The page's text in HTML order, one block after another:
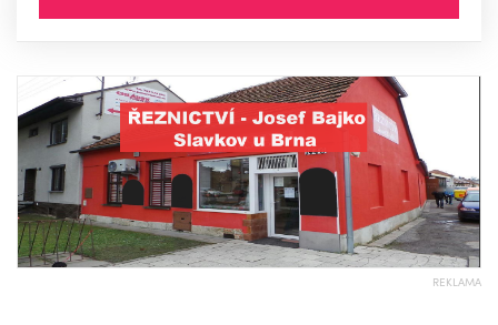
REKLAMA